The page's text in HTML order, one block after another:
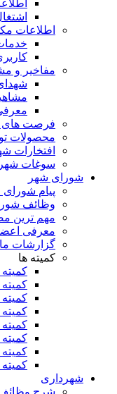
اطلاعات
مفاخیر و
فرصت های
محصولات
افتخارات
سوغات شهر
شورای شهر
پیام شورای
وظائف
مهم ترین
معرفی
گزارشات
کمیته ها
شهرداری